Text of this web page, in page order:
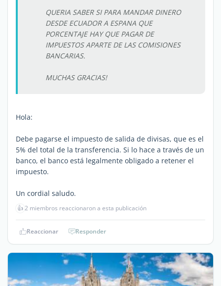
QUERIA SABER SI PARA MANDAR DINERO
DESDE ECUADOR A ESPANA QUE
PORCENTAJE HAY QUE PAGAR DE
IMPUESTOS APARTE DE LAS COMISIONES
BANCARIAS.
MUCHAS GRACIAS!
Hola:
Debe pagarse el impuesto de salida de divisas, que es el
5% del total de la transferencia. Si lo hace a través de un
banco, el banco está legalmente obligado a retener el
impuesto.
Un cordial saludo.
👍2 miembros reaccionaron a esta publicación
Reaccionar Responder